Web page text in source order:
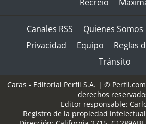
Canales RSS Quienes Somos
Privacidad
Equipo
Reglas
Tránsito
Caras - Editorial Perfil S.A. | ©
derechos
Editor responsable:
Registro de la propiedad